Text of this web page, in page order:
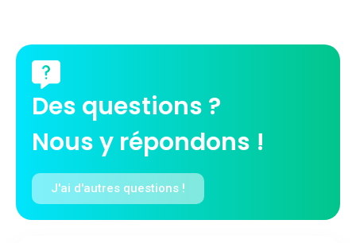
Des questions ?
Nous y répondons !
J'ai d'autres questions !